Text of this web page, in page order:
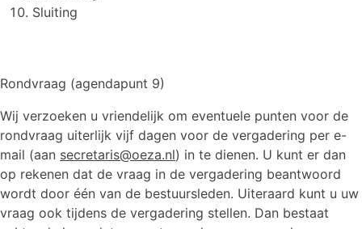
Sluiting
Rondvraag (agendapunt 9)
Wij verzoeken u vriendelijk om eventuele punten voor de
rondvraag uiterlijk vijf dagen voor de vergadering per e-
mail (aan secretaris@oeza.nl) in te dienen. U kunt er dan
op rekenen dat de vraag in de vergadering beantwoord
wordt door één van de bestuursleden. Uiteraard kunt u uw
vraag ook tijdens de vergadering stellen. Dan bestaat